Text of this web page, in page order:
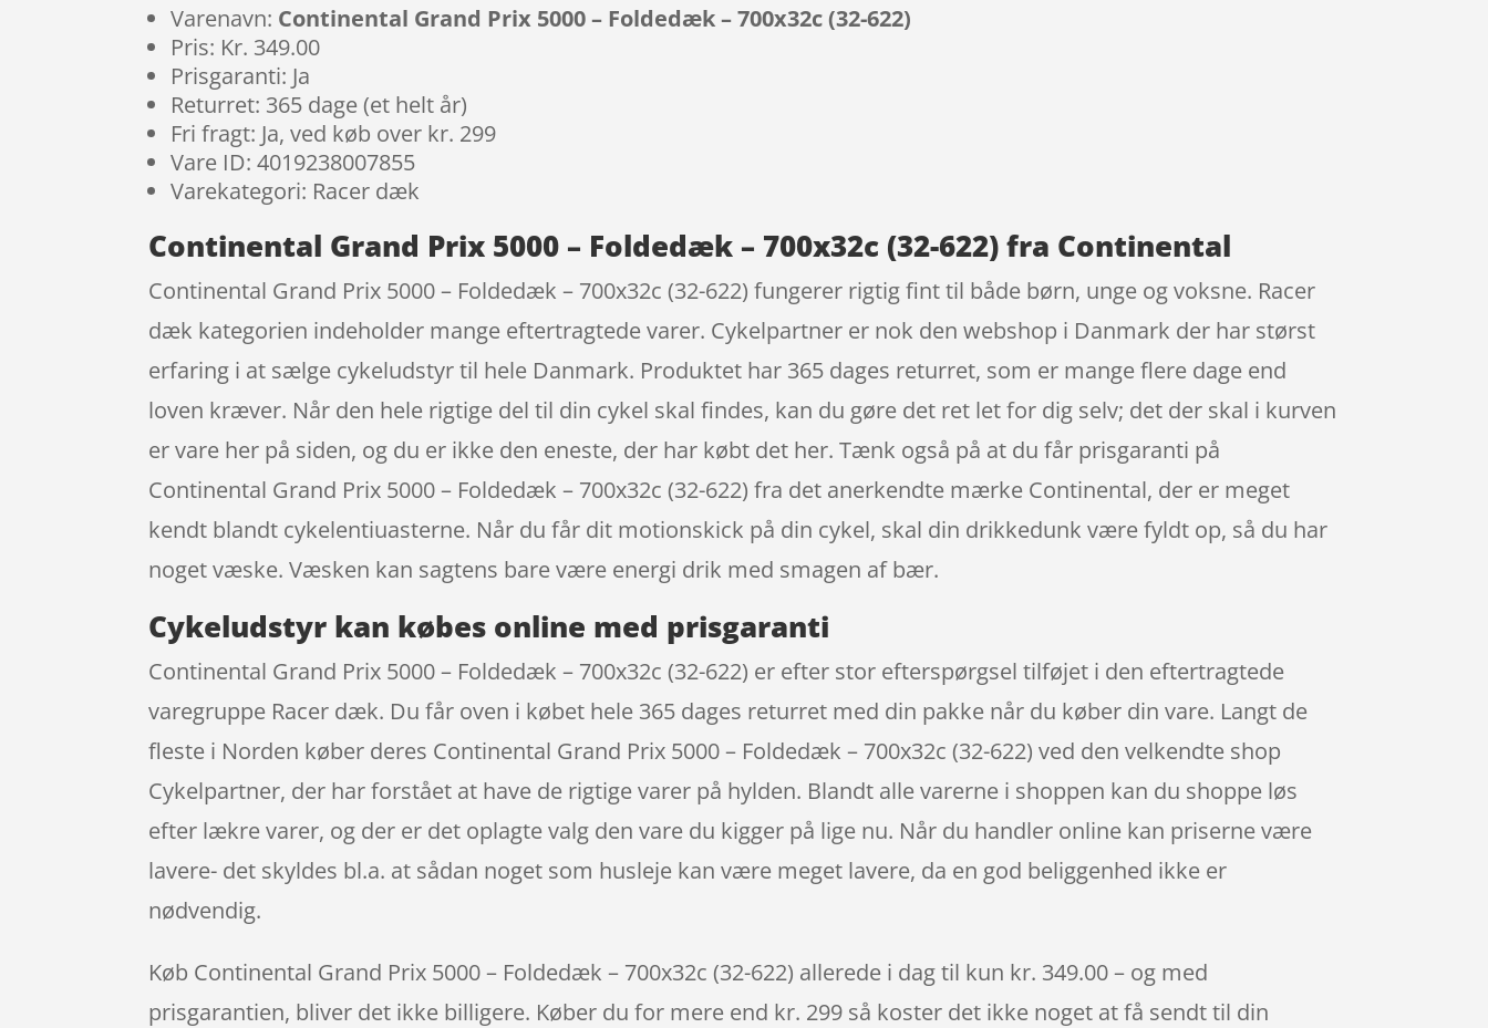
Varenavn: Continental Grand Prix 5000 – Foldedæk – 700x32c (32-622)
Pris: Kr. 349.00
Prisgaranti: Ja
Returret: 365 dage (et helt år)
Fri fragt: Ja, ved køb over kr. 299
Vare ID: 4019238007855
Varekategori: Racer dæk
Continental Grand Prix 5000 – Foldedæk – 700x32c (32-622) fra Continental
Continental Grand Prix 5000 – Foldedæk – 700x32c (32-622) fungerer rigtig fint til både børn, unge og voksne. Racer
dæk kategorien indeholder mange eftertragtede varer. Cykelpartner er nok den webshop i Danmark der har størst
erfaring i at sælge cykeludstyr til hele Danmark. Produktet har 365 dages returret, som er mange flere dage end
loven kræver. Når den hele rigtige del til din cykel skal findes, kan du gøre det ret let for dig selv; det der skal i kurven
er vare her på siden, og du er ikke den eneste, der har købt det her. Tænk også på at du får prisgaranti på
Continental Grand Prix 5000 – Foldedæk – 700x32c (32-622) fra det anerkendte mærke Continental, der er meget
kendt blandt cykelentiuasterne. Når du får dit motionskick på din cykel, skal din drikkedunk være fyldt op, så du har
noget væske. Væsken kan sagtens bare være energi drik med smagen af bær.
Cykeludstyr kan købes online med prisgaranti
Continental Grand Prix 5000 – Foldedæk – 700x32c (32-622) er efter stor efterspørgsel tilføjet i den eftertragtede
varegruppe Racer dæk. Du får oven i købet hele 365 dages returret med din pakke når du køber din vare. Langt de
fleste i Norden køber deres Continental Grand Prix 5000 – Foldedæk – 700x32c (32-622) ved den velkendte shop
Cykelpartner, der har forstået at have de rigtige varer på hylden. Blandt alle varerne i shoppen kan du shoppe løs
efter lækre varer, og der er det oplagte valg den vare du kigger på lige nu. Når du handler online kan priserne være
lavere- det skyldes bl.a. at sådan noget som husleje kan være meget lavere, da en god beliggenhed ikke er
nødvendig.
Køb Continental Grand Prix 5000 – Foldedæk – 700x32c (32-622) allerede i dag til kun kr. 349.00 – og med
prisgarantien, bliver det ikke billigere. Køber du for mere end kr. 299 så koster det ikke noget at få sendt til din